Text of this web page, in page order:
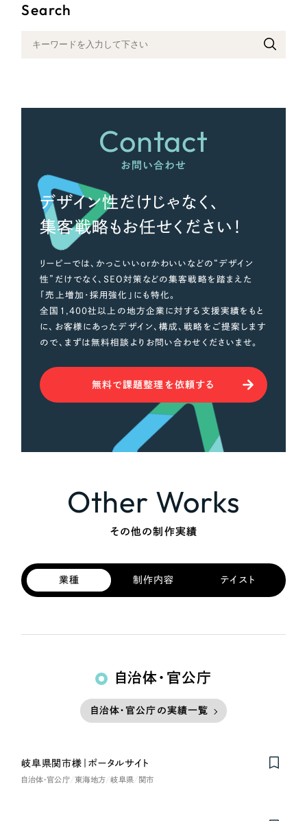
Search
Contact
お問い合わせ
デザイン性だけじゃなく、
集客戦略もお任せください！
リーピーでは、かっこいいorかわいいなどの“デザイン
性”だけでなく、SEO対策などの集客戦略を踏まえた
「売上増加・採用強化」にも特化。
全国1,400社以上の地方企業に対する支援実績をもと
に、お客様にあったデザイン、構成、戦略をご提案します
ので、まずは無料相談よりお問い合わせくださいませ。
無料で課題整理を依頼する
Other Works
その他の制作実績
業種 制作内容 テイスト
自治体・官公庁
自治体・官公庁の実績一覧
岐阜県関市様｜ポータルサイト
自治体・官公庁 東海地方 岐阜県 関市